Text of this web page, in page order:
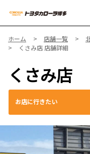
ホーム 店舗一覧
くさみ店 店舗詳細
くさみ店
お店に行きたい